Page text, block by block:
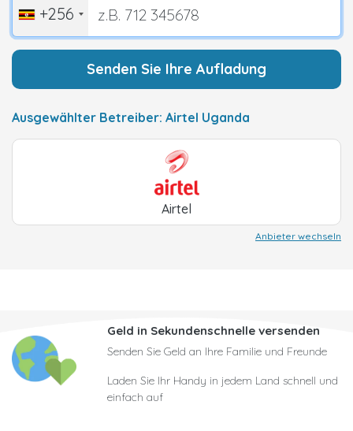
+256
Senden Sie Ihre Aufladung
Ausgewählter Betreiber: Airtel Uganda
Airtel
Anbieter wechseln
Geld in Sekundenschnelle versenden
Senden Sie Geld an Ihre Familie und Freunde
Laden Sie Ihr Handy in jedem Land schnell und
einfach auf